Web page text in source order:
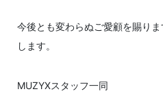
今後とも変わらぬご愛顧を賜り
します。
MUZYXスタッフ一同